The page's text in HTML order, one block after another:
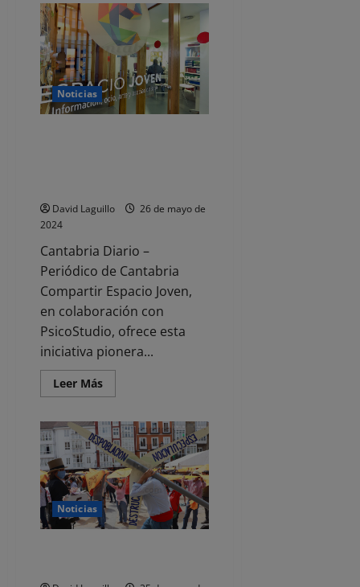
Santander
concede
99
becas
de
guardería
por
valor
de
156.395
Noticias
David Laguillo
26 de mayo de
2024
Cantabria Diario –
Periódico de Cantabria
Compartir Espacio Joven,
en colaboración con
PsicoStudio, ofrece esta
iniciativa pionera...
Leer MásLeer
más
Santander
pone
en
marcha
la
asesoría
psico-
educativa
para
ayudar
Noticias